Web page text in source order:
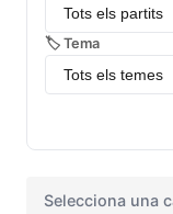
🏷️ Tema
Selecciona una